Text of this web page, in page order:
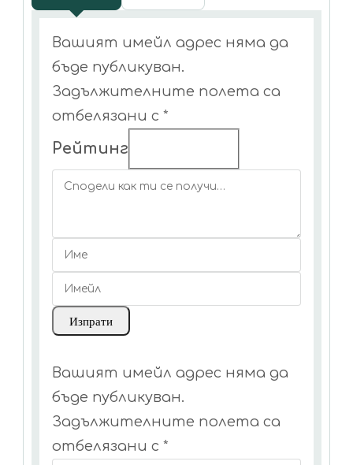
Вашият имейл адрес няма да
бъде публикуван.
Задължителните полета са
отбелязани с *
Рейтинг
Вашият имейл адрес няма да
бъде публикуван.
Задължителните полета са
отбелязани с *